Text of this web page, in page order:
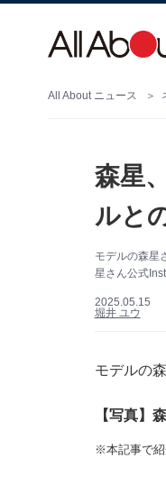
All About ニュース
森星
ルと
モデルの森星
星さん公式
2025.05.15
堀井 ユウ
モデルの
【写真】
※本記事で紹